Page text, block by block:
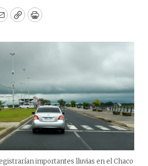
EmailCopyPrint
importantes lluvias en el Chaco